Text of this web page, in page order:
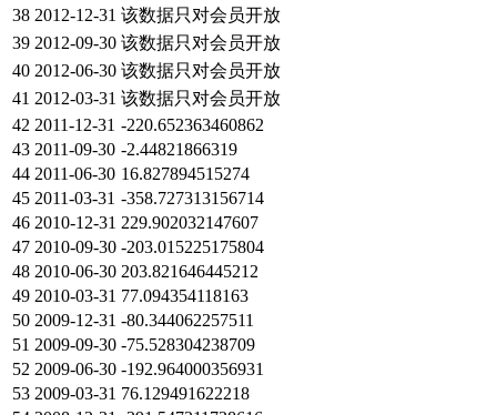
38 2012-12-31 该数据只对会员开放
39 2012-09-30 该数据只对会员开放
40 2012-06-30 该数据只对会员开放
41 2012-03-31 该数据只对会员开放
42 2011-12-31 -220.652363460862
43 2011-09-30 -2.44821866319
44 2011-06-30 16.827894515274
45 2011-03-31 -358.727313156714
46 2010-12-31 229.902032147607
47 2010-09-30 -203.015225175804
48 2010-06-30 203.821646445212
49 2010-03-31 77.094354118163
50 2009-12-31 -80.344062257511
51 2009-09-30 -75.528304238709
52 2009-06-30 -192.964000356931
53 2009-03-31 76.129491622218